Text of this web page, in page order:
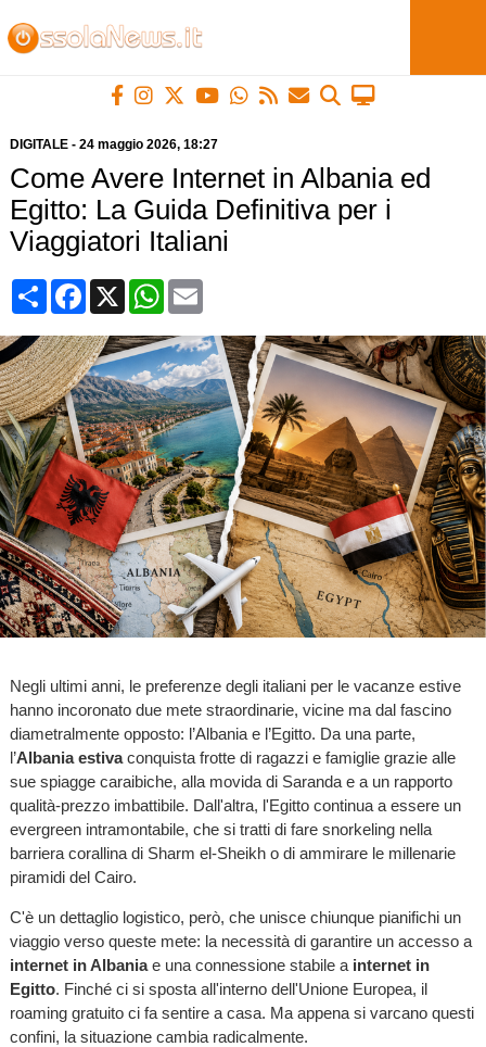
DIGITALE- 24 maggio 2026, 18:27
Come Avere Internet in Albania ed
Egitto: La Guida Definitiva per i
Viaggiatori Italiani
CondividiFacebook
X WhatsApp
Email
Negli ultimi anni, le preferenze degli italiani per le vacanze estive
hanno incoronato due mete straordinarie, vicine ma dal fascino
diametralmente opposto: l’Albania e l’Egitto. Da una parte,
l’Albania estivaconquista frotte di ragazzi e famiglie grazie alle
sue spiagge caraibiche, alla movida di Saranda e a un rapporto
qualità-prezzo imbattibile. Dall'altra, l'Egitto continua a essere un
evergreen intramontabile, che si tratti di fare snorkeling nella
barriera corallina di Sharm el-Sheikh o di ammirare le millenarie
piramidi del Cairo.
C'è un dettaglio logistico, però, che unisce chiunque pianifichi un
viaggio verso queste mete: la necessità di garantire un accesso a
internet in Albaniae una connessione stabile a internet in
Egitto. Finché ci si sposta all'interno dell'Unione Europea, il
roaming gratuito ci fa sentire a casa. Ma appena si varcano questi
confini, la situazione cambia radicalmente.